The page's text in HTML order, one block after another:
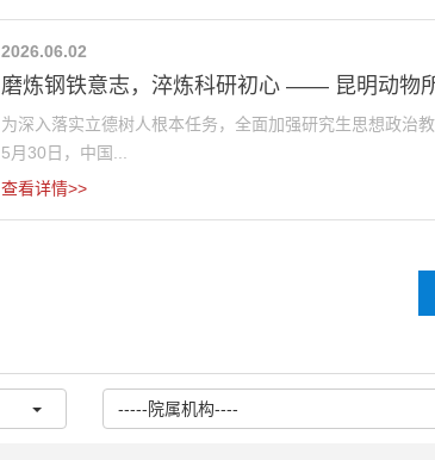
2026.06.02
磨炼钢铁意志，淬炼科研初心 —— 昆明动物
为深入落实立德树人根本任务，全面加强研究生思想政治
5月30日，中国...
查看详情>>
-----院属机构----